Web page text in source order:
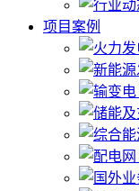
项目案例